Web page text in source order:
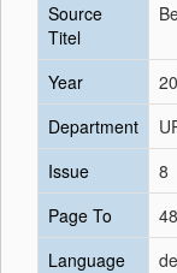
Source
Titel
Year
Department
Issue
8
Page To
Language